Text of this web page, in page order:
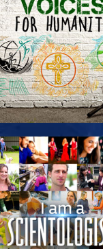
UTFORSKA SERIEN